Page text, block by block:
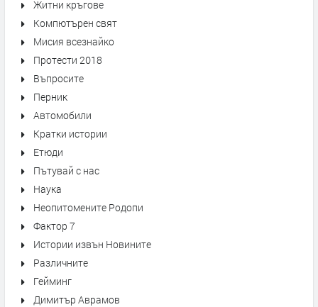
Житни кръгове
Компютърен свят
Мисия всезнайко
Протести 2018
Въпросите
Перник
Автомобили
Кратки истории
Етюди
Пътувай с нас
Наука
Неопитомените Родопи
Фактор 7
Истории извън Новините
Различните
Гейминг
Димитър Аврамов